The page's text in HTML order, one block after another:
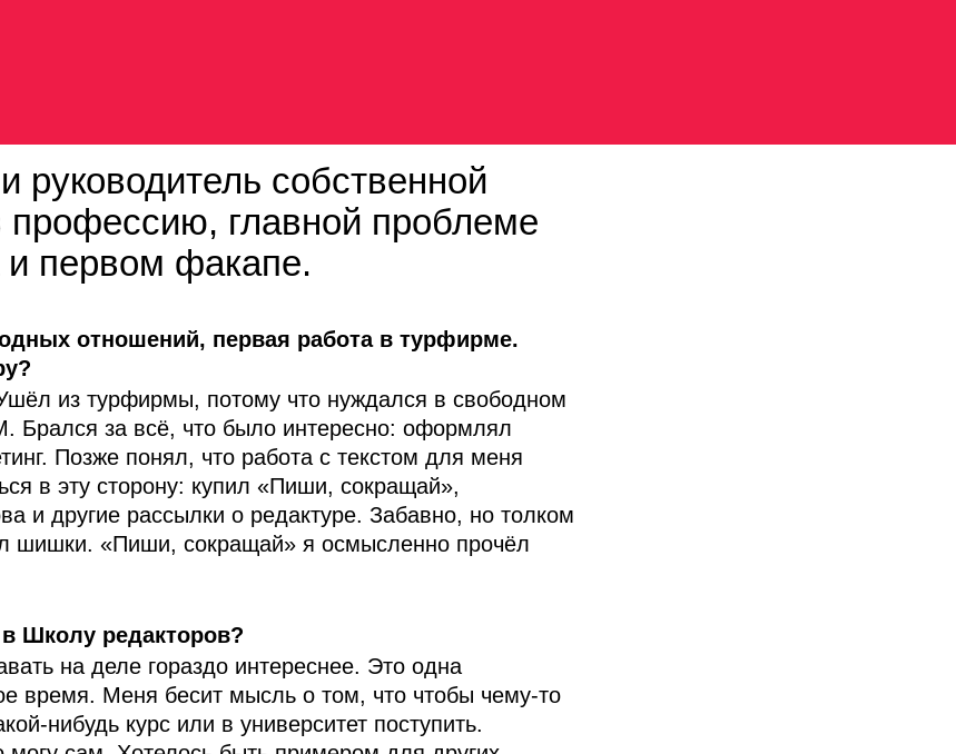
руководитель собственной
профессию, главной проблеме
первом факапе.
отношений, первая работа в турфирме.
из турфирмы, потому что нуждался в свободном
Брался за всё, что было интересно: оформлял
Позже понял, что работа с текстом для меня
в эту сторону: купил «Пиши, сокращай»,
и другие рассылки о редактуре. Забавно, но толком
шишки. «Пиши, сокращай» я осмысленно прочёл
Школу редакторов?
на деле гораздо интереснее. Это одна
время. Меня бесит мысль о том, что чтобы чему-то
нибудь курс или в университет поступить.